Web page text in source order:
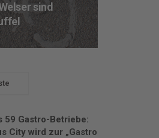
sind
59 Gastro-Betriebe:
City wird zur „Gastro